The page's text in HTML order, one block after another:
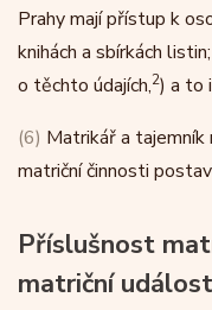
Prahy mají přístup k
knihách a sbírkách
o těchto údajích,2) a to
(6) Matrikář a tajemník
matriční činnosti
Příslušnost
matriční